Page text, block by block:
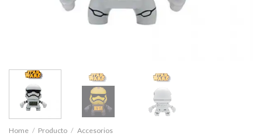
Home / Producto / Accesorios